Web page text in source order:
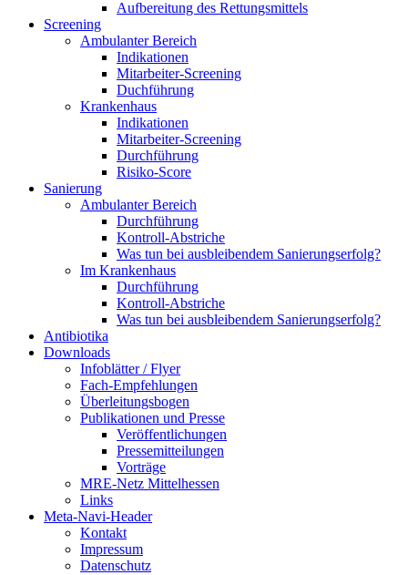
Aufbereitung des Rettungsmittels
Screening
Ambulanter Bereich
Indikationen
Mitarbeiter-Screening
Duchführung
Krankenhaus
Indikationen
Mitarbeiter-Screening
Durchführung
Risiko-Score
Sanierung
Ambulanter Bereich
Durchführung
Kontroll-Abstriche
Was tun bei ausbleibendem Sanierungserfolg?
Im Krankenhaus
Durchführung
Kontroll-Abstriche
Was tun bei ausbleibendem Sanierungserfolg?
Antibiotika
Downloads
Infoblätter / Flyer
Fach-Empfehlungen
Überleitungsbogen
Publikationen und Presse
Veröffentlichungen
Pressemitteilungen
Vorträge
MRE-Netz Mittelhessen
Links
Meta-Navi-Header
Kontakt
Impressum
Datenschutz